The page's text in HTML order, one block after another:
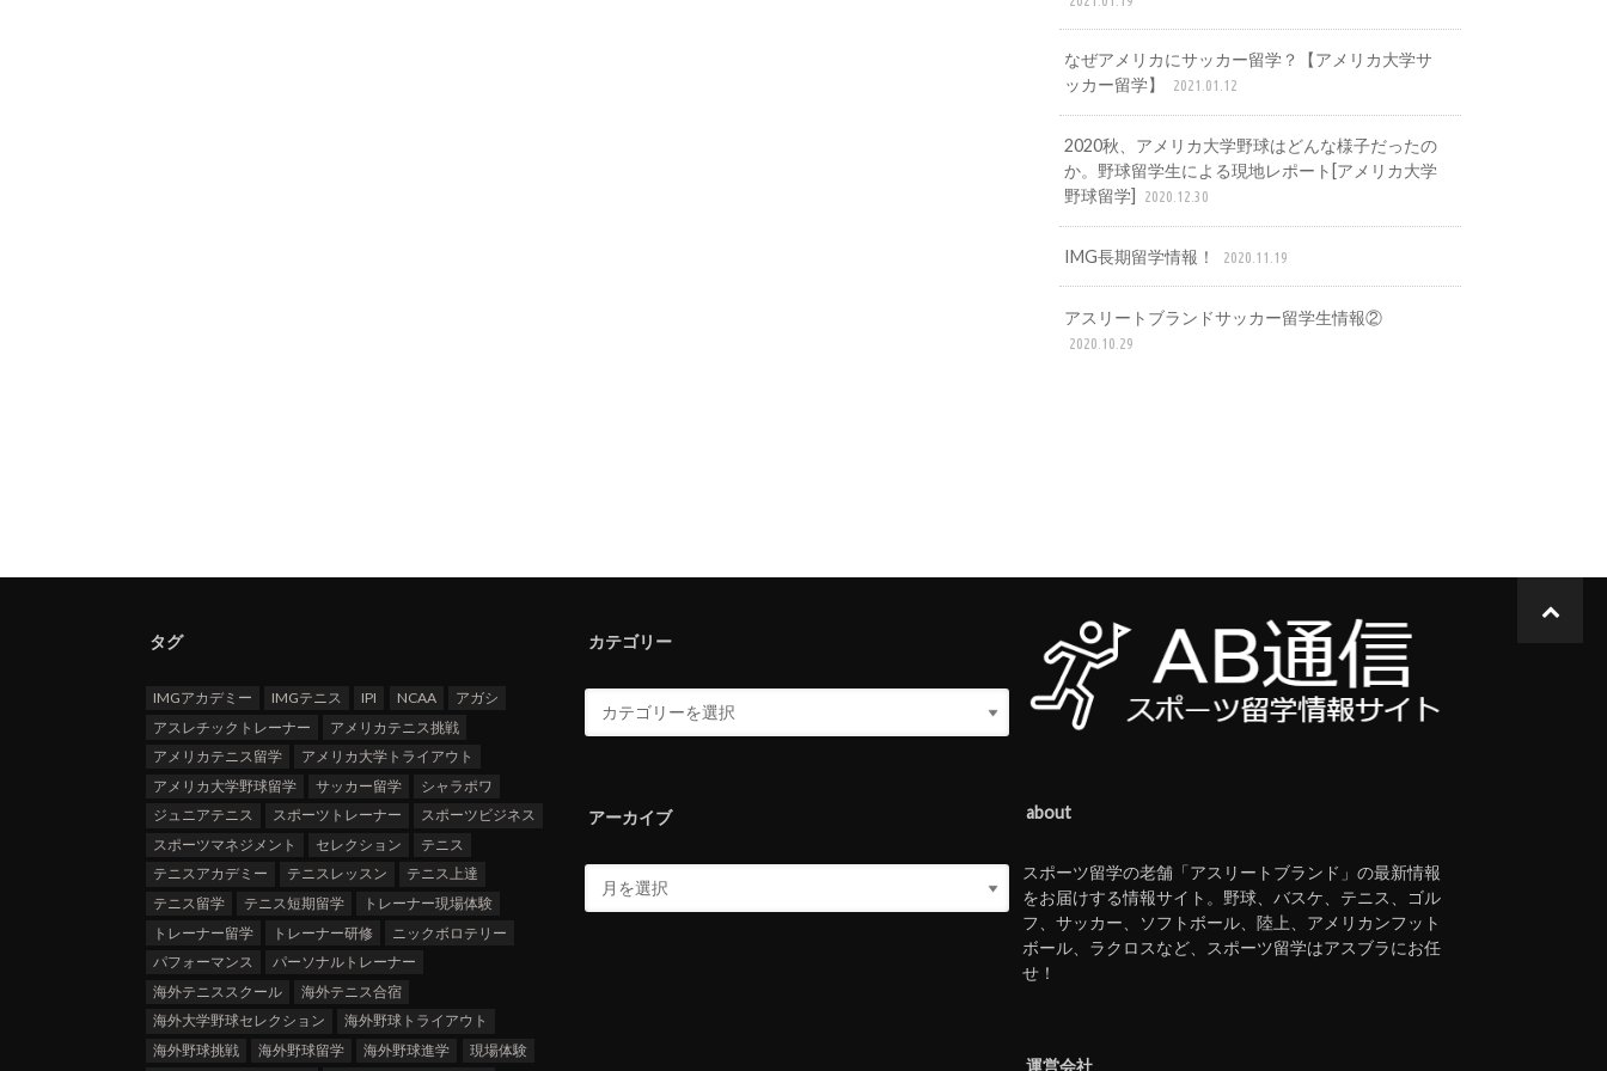
なぜアメリカにサッカー留学？【アメリカ大学サ
ッカー留学】
2021.01.12
2020秋、アメリカ大学野球はどんな様子だったの
か。野球留学生による現地レポート[アメリカ大学
野球留学]
2020.12.30
IMG長期留学情報！ 2020.11.19
アスリートブランドサッカー留学生情報②
2020.10.29
タグ
IMGアカデミー IMGテニス IPI NCAA
アガシ
アスレチックトレーナー
アメリカテニス挑戦
アメリカテニス留学
アメリカ大学トライアウト
アメリカ大学野球留学
サッカー留学
シャラポワ
ジュニアテニス
スポーツトレーナー
スポーツビジネス
スポーツマネジメント
セレクション
テニス
テニスアカデミー
テニスレッスン
テニス上達
テニス留学
テニス短期留学
トレーナー現場体験
トレーナー留学
トレーナー研修
ニックボロテリー
パフォーマンス
パーソナルトレーナー
海外テニススクール
海外テニス合宿
海外大学野球セレクション
海外野球トライアウト
海外野球挑戦
海外野球留学 海外野球進学
現場体験
カテゴリー
アーカイブ about
スポーツ留学の老舗「アスリートブランド」の最新情報
をお届けする情報サイト。野球、バスケ、テニス、ゴル
フ、サッカー、ソフトボール、陸上、アメリカンフット
ボール、ラクロスなど、スポーツ留学はアスブラにお任
せ！
運営会社